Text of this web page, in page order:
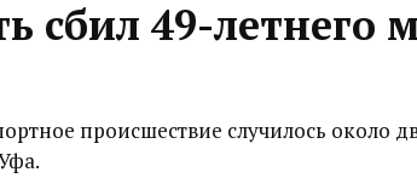
сбил 49-летнего
происшествие случилось около